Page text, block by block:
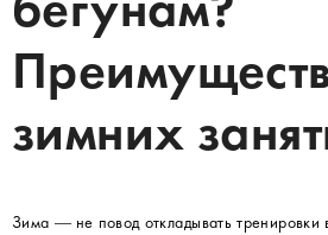
зимних
Зима — не повод откладывать тренировки